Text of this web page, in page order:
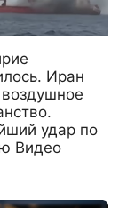
Иран
удар по
Видео